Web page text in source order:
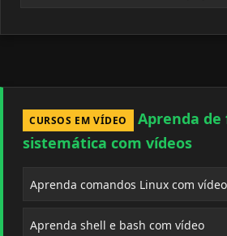
CURSOS EM VÍDEO
Aprenda de
sistemática com vídeos
Aprenda comandos Linux com vídeo
Aprenda shell e bash com vídeo